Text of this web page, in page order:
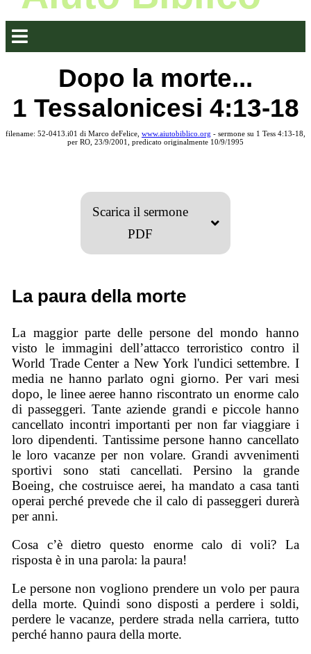
Dopo la morte...
1 Tessalonicesi 4:13-18
filename: 52-0413.i01 di Marco deFelice, www.aiutobiblico.org - sermone su 1 Tess 4:13-18,
per RO, 23/9/2001, predicato originalmente 10/9/1995
Scarica il sermone
PDF
La paura della morte
La maggior parte delle persone del mondo hanno
visto le immagini dell’attacco terroristico contro il
World Trade Center a New York l'undici settembre. I
media ne hanno parlato ogni giorno. Per vari mesi
dopo, le linee aeree hanno riscontrato un enorme calo
di passeggeri. Tante aziende grandi e piccole hanno
cancellato incontri importanti per non far viaggiare i
loro dipendenti. Tantissime persone hanno cancellato
le loro vacanze per non volare. Grandi avvenimenti
sportivi sono stati cancellati. Persino la grande
Boeing, che costruisce aerei, ha mandato a casa tanti
operai perché prevede che il calo di passeggeri durerà
per anni.
Cosa c’è dietro questo enorme calo di voli? La
risposta è in una parola: la paura!
Le persone non vogliono prendere un volo per paura
della morte. Quindi sono disposti a perdere i soldi,
perdere le vacanze, perdere strada nella carriera, tutto
perché hanno paura della morte.